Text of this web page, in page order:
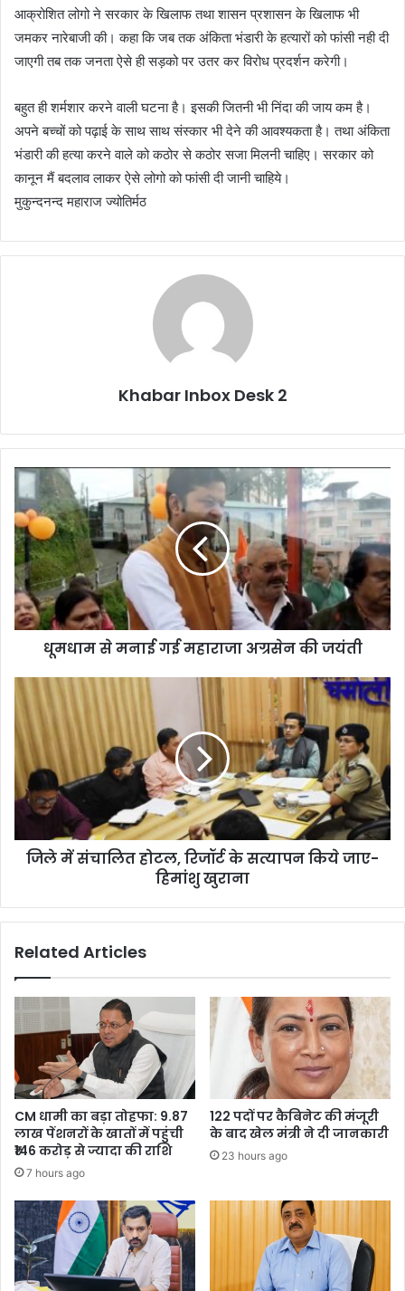
आक्रोशित लोगो ने सरकार के खिलाफ तथा शासन प्रशासन के खिलाफ भी
जमकर नारेबाजी की। कहा कि जब तक अंकिता भंडारी के हत्यारों को फांसी नही दी
जाएगी तब तक जनता ऐसे ही सड़को पर उतर कर विरोध प्रदर्शन करेगी।
बहुत ही शर्मशार करने वाली घटना है। इसकी जितनी भी निंदा की जाय कम है।
अपने बच्चों को पढ़ाई के साथ साथ संस्कार भी देने की आवश्यकता है। तथा अंकिता
भंडारी की हत्या करने वाले को कठोर से कठोर सजा मिलनी चाहिए। सरकार को
कानून मैं बदलाव लाकर ऐसे लोगो को फांसी दी जानी चाहिये।
मुकुन्दनन्द महाराज ज्योतिर्मठ
Khabar Inbox Desk 2
धूमधाम
से
मनाई
गई
महाराजा
अग्रसेन
की
जयंती
धूमधाम से मनाई गई महाराजा अग्रसेन की जयंती
जिले
संचालित
होटल,
रिजॉर्ट
के
सत्यापन
किये
जाए-
हिमांशु
जिले में संचालित होटल, रिजॉर्ट के सत्यापन किये जाए-
हिमांशु खुराना
Related Articles
CM धामी का बड़ा तोहफा: 9.87
लाख पेंशनरों के खातों में पहुंची
₹146 करोड़ से ज्यादा की राशि
7 hours ago
122 पदों पर कैबिनेट की मंजूरी
के बाद खेल मंत्री ने दी जानकारी
23 hours ago